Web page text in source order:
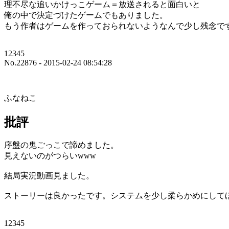
理不尽な追いかけっこゲーム＝放送されると面白いと
俺の中で決定づけたゲームでもありました。
もう作者はゲームを作っておられないようなんで少し残念で
12345
No.22876 - 2015-02-24 08:54:28
ふなねこ
批評
序盤の鬼ごっこで諦めました。
見えないのがつらいwww
結局実況動画見ました。
ストーリーは良かったです。システムを少し柔らかめにして
12345